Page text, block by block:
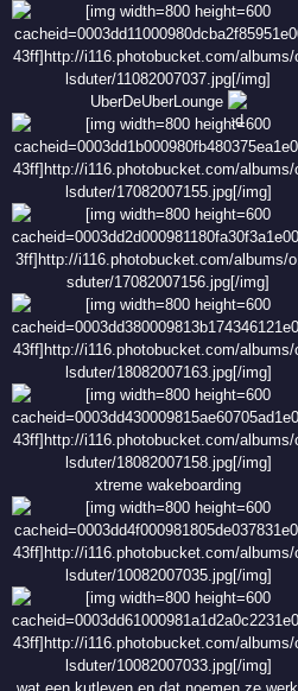
UberDeUberLounge
xtreme wakeboarding